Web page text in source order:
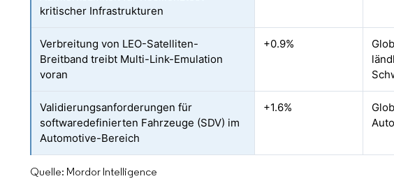
kritischer Infrastrukturen
Verbreitung von LEO-Satelliten-
Breitband treibt Multi-Link-Emulation
voran
+0.9%
Validierungsanforderungen für
softwaredefinierten Fahrzeuge (SDV) im
Automotive-Bereich
+1.6%
Quelle: Mordor Intelligence